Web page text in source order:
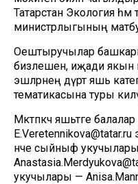
Татарстан Экология
министрлыгының
Оештыручылар
бизәлешен, иҗади якын
эшләрнең дүрт яшь
тематикасына туры
Мәктәпкәчә яшьтәге
E.Veretennikova@tatar.ru
нче сыйныф
укучылары —